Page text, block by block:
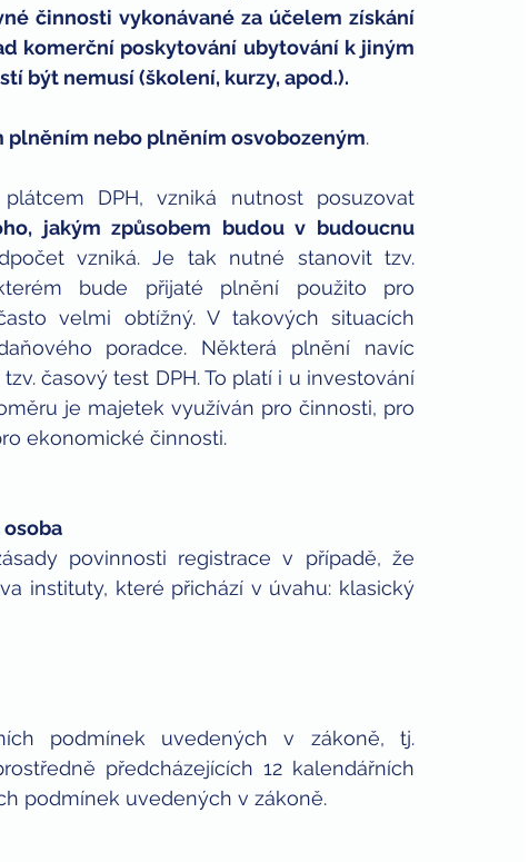
daňová uznatelnost darů zdravotní postižení
činnosti vykonávané za účelem získání
komerční poskytování ubytování k jiným
být nemusí (školení, kurzy, apod.).
plněním nebo plněním osvobozeným.
DPH, vzniká nutnost posuzovat
jakým způsobem budou v budoucnu
vzniká. Je tak nutné stanovit tzv.
bude přijaté plnění použito pro
velmi obtížný. V takových situacích
poradce. Některá plnění navíc
časový test DPH. To platí i u investování
je majetek využíván pro činnosti, pro
ekonomické činnosti.
povinnosti registrace v případě, že
instituty, které přichází v úvahu: klasický
předcházejících 12 kalendářních
podmínek uvedených v zákoně.